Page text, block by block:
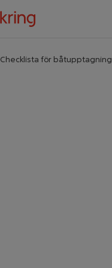
Checklista för båtupptagning